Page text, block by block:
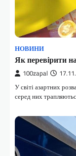
НОВИНИ
Як перевірити
100zapal
У світі азартних
серед них